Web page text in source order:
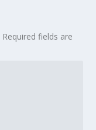
Required fields are